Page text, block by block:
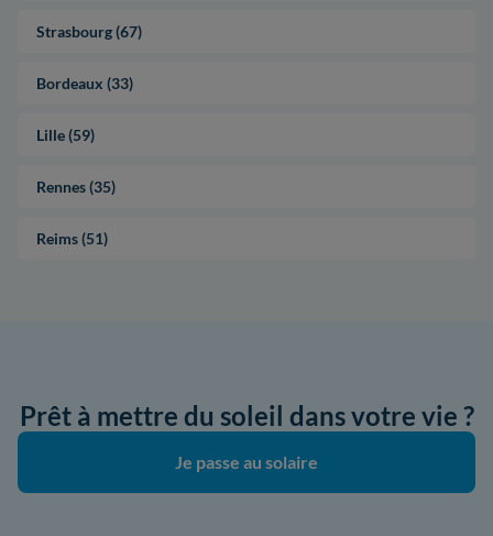
Strasbourg (67)
Bordeaux (33)
Lille (59)
Rennes (35)
Reims (51)
Prêt à mettre du soleil dans votre vie ?
Je passe au solaire